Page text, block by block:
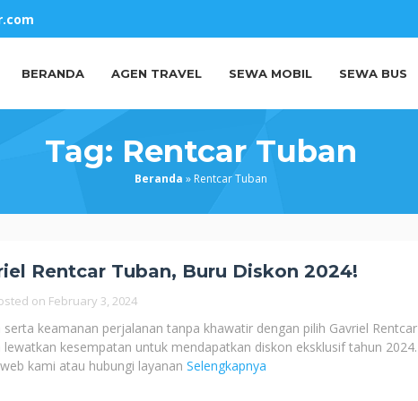
BERANDA AGEN TRAVEL SEWA MOBIL SEWA BUS
Tag: Rentcar Tuban
Beranda » Rentcar Tuban
Rentcar Tuban, Buru Diskon 2024!
on February 3, 2024
serta keamanan perjalanan tanpa khawatir dengan pilih Gavriel Rentcar
lewatkan kesempatan untuk mendapatkan diskon eksklusif tahun 2024.
kami atau hubungi layanan Selengkapnya